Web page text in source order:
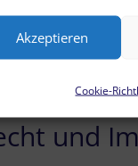
Akzeptieren
Cookie-
und